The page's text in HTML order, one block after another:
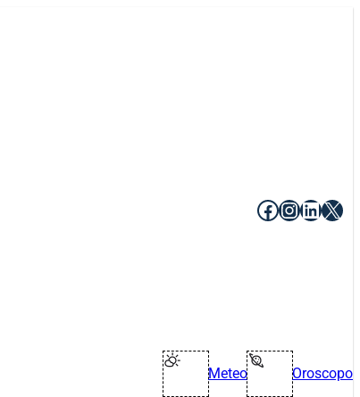
Facebook
X
Meteo Oroscopo